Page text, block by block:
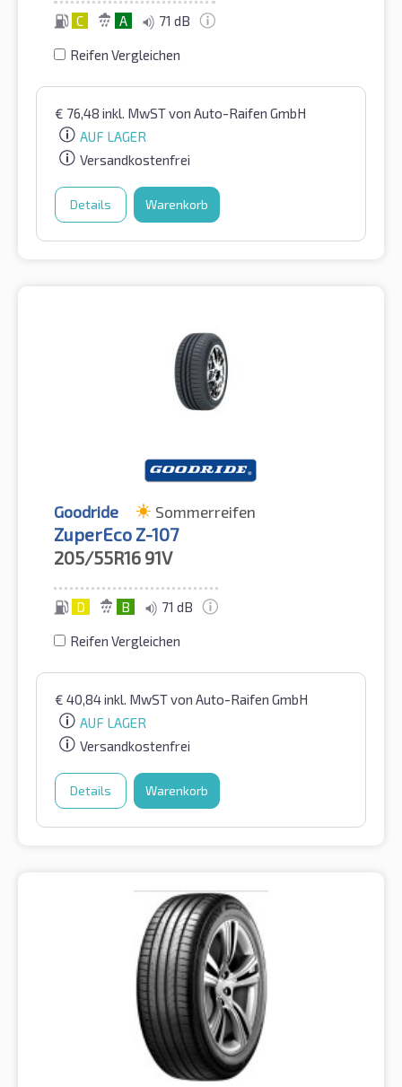
C A 71 dB
Reifen Vergleichen
€ 76,48 inkl. MwSTvon Auto-Raifen GmbH
AUF LAGER
Versandkostenfrei
Details Warenkorb
Goodride Sommerreifen
ZuperEco Z-107
205/55R16 91V
D B 71 dB
Reifen Vergleichen
€ 40,84inkl. MwSTvon Auto-Raifen GmbH
AUF LAGER
Versandkostenfrei
Details Warenkorb